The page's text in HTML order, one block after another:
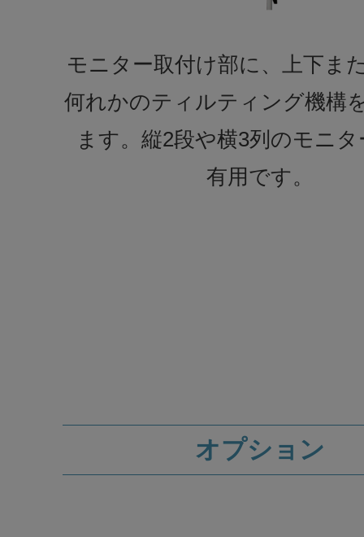
モニター取付け部に、上下ま
何れかのティルティング機構
ます。縦2段や横3列のモニ
有用です。
オプション